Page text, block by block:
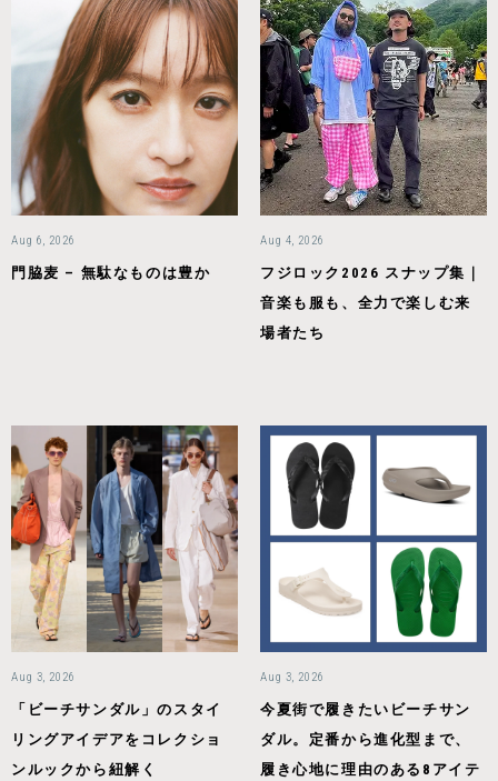
Aug 6, 2026
門脇麦 – 無駄なものは豊か
Aug 4, 2026
フジロック2026 スナップ集｜
音楽も服も、全力で楽しむ来
場者たち
Aug 3, 2026
「ビーチサンダル」のスタイ
リングアイデアをコレクショ
ンルックから紐解く
Aug 3, 2026
今夏街で履きたいビーチサン
ダル。定番から進化型まで、
履き心地に理由のある8アイテ